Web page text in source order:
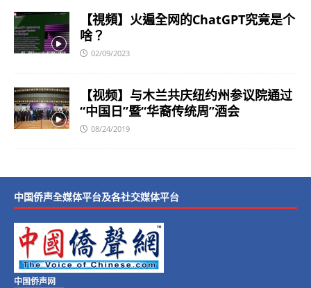
【視頻】火遍全网的ChatGPT究竟是个
啥？
02/09/2023
【视频】与木兰共庆纽约州参议院通过
“中国日”暨“华裔传统周”酒会
08/24/2019
中国侨声全媒体平台及各社交媒体平台
中国侨声网